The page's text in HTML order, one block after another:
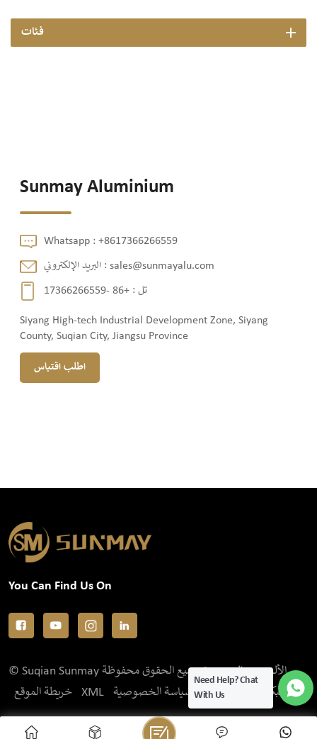
فئات
Sunmay Aluminium
Whatsapp :+8617366266559
البريد الإلكتروني :sales@sunmayalu.com
تل : +86 -17366266559
Siyang High-tech Industrial Development Zone, Siyang
County, Suqian City, Jiangsu Province
اطلب اقتباس
You Can Find Us On
© Suqian Sunmay الألومنيوم المحدودة جميع الحقوق محفوظة .
خريطة الموقع
XML سياسة الخصوصية IPv6 الشبكة المدعومة
Need Help? Chat
With Us